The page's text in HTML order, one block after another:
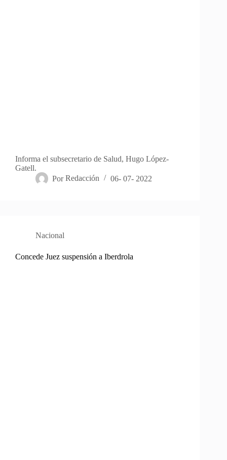
Informa el subsecretario de Salud, Hugo López-
Gatell.
Por Redacción 06- 07- 2022
Nacional
Concede Juez suspensión a Iberdrola